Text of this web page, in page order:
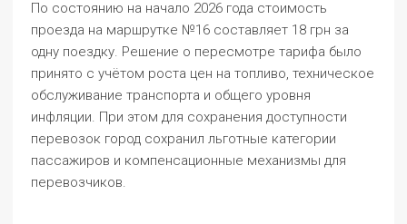
По состоянию на начало 2026 года стоимость
проезда на маршрутке №16 составляет 18 грн за
одну поездку. Решение о пересмотре тарифа было
принято с учётом роста цен на топливо, техническое
обслуживание транспорта и общего уровня
инфляции. При этом для сохранения доступности
перевозок город сохранил льготные категории
пассажиров и компенсационные механизмы для
перевозчиков.